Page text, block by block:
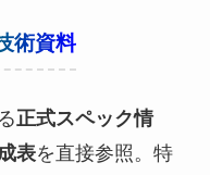
術資料
正式スペック情
表を直接参照。特